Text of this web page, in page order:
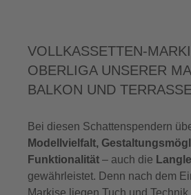
VOLLKASSETTEN-
OBERLIGA UNSERER
BALKON UND TERRASSE
Bei diesen Schattenspendern
Modellvielfalt,
Funktionalität – auch die
gewährleistet. Denn nach dem
Markise liegen Tuch und